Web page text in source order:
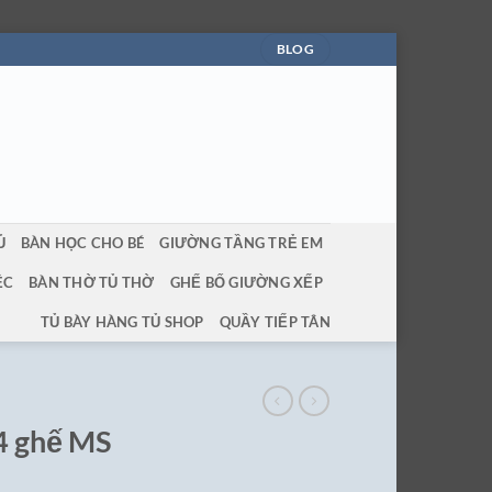
BLOG
BÀN HỌC CHO BÉ GIƯỜNG TẦNG TRẺ EM
BÀN THỜ TỦ THỜ GHẾ BỐ GIƯỜNG XẾP
TỦ BÀY HÀNG TỦ SHOP QUẦY TIẾP TÂN
ghế MS